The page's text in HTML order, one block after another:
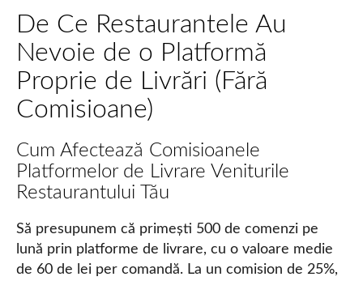
De Ce Restaurantele Au
Nevoie de o Platformă
Proprie de Livrări (Fără
Comisioane)
Cum Afectează Comisioanele
Platformelor de Livrare Veniturile
Restaurantului Tău
Să presupunem că primești 500 de comenzi pe
lună prin platforme de livrare, cu o valoare medie
de 60 de lei per comandă. La un comision de 25%,